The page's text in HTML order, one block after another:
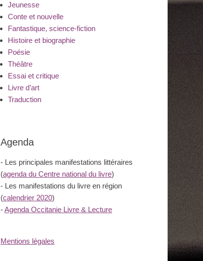
Jeunesse
Conte et nouvelle
Fantastique, science-fiction
Histoire et biographie
Poésie
Théâtre
Essai et critique
Livre d’art
Traduction
Agenda
- Les principales manifestations littéraires
(agenda du Centre national du livre)
- Les manifestations du livre en région
(calendrier 2020)
-Agenda Occitanie Livre & Lecture
Mentions légales